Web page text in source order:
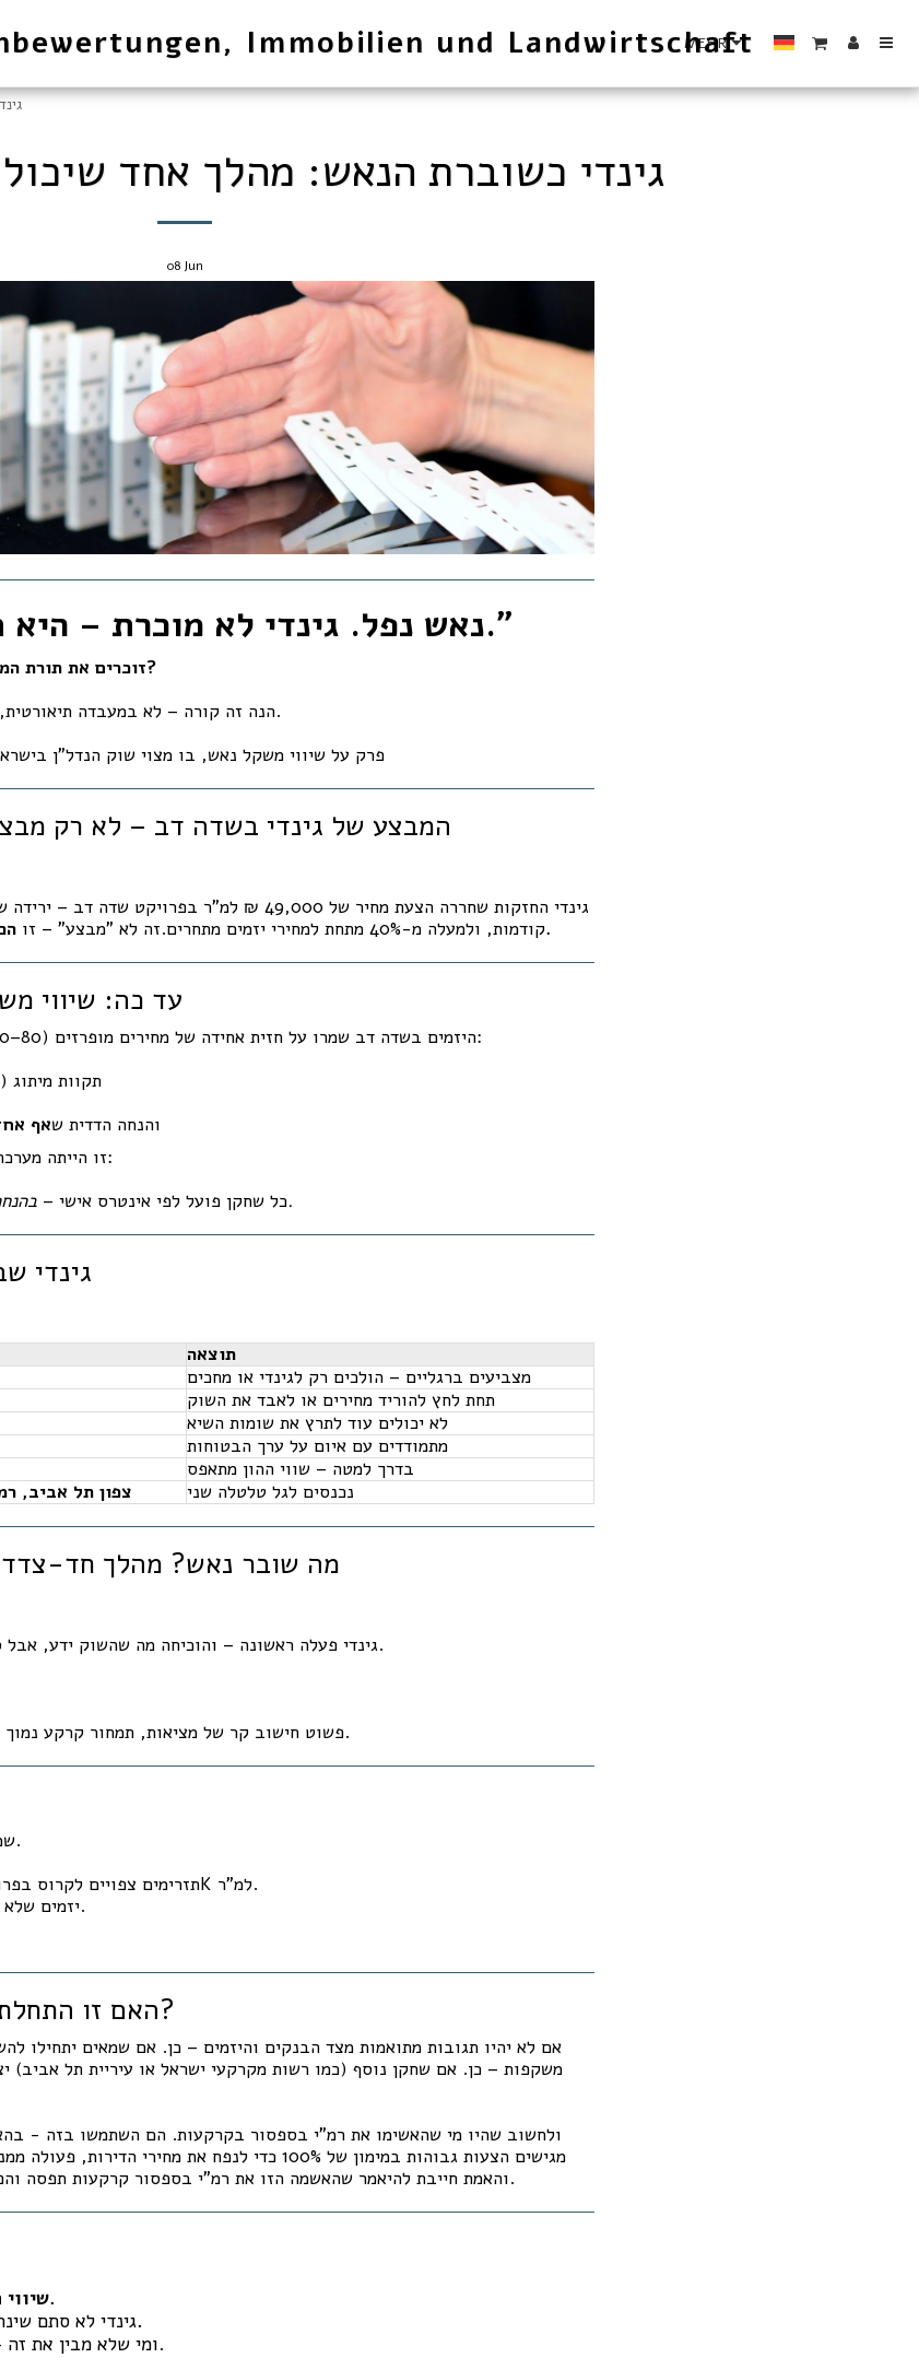
Immobilien und Landwirtschaft
MEHR
גינדי כשוברת הנאש: מהלך אחד
08 Jun
"נאש נפל. גינדי לא מוכרת – היא חורצת גורל."
זוכרים את תורת המשחקים? את שיווי משקל נאש?
הנה זה קורה – לא במעבדה תיאורטית, אלא בלב שוק הנדל"ן הישראלי.
פרק על שיווי משקל נאש, בו מצוי שוק הנדל"ן
💥 המבצע של גינדי בשדה דב – לא רק
קודמות, ולמעלה מ-40% מתחת למחירי יזמים מתחרים.זה לא "מבצע" – זוהכרזה פומבית: המלך הוא עירום.
🎯 עד כה: שיווי
היזמים בשדה דב שמרו על חזית אחידה של מחירים מופרזים (80–90 אלף ש"ח למ"ר), בהתבסס על:
תקוות מיתוג
והנחה הדדית שאף
זו הייתה:
כל שחקן פועל לפי אינטרס אישי –בהנחה שאחרים לא משנים אסטרטגיה.
🧨
תוצאה
מצביעים ברגליים – הולכים רק לגינדי או מחכים
תחת לחץ להוריד מחירים או לאבד את השוק
לא יכולים עוד לתרץ את שומות השיא
מתמודדים עם איום על ערך הבטוחות
בדרך למטה – שווי ההון מתאפס
צפון תל אביב,
נכנסים לגל טלטלה שני
📉 מה שובר נאש? מהלך חד-
גינדי פעלה ראשונה – והוכיחה מה שהשוק ידע, אבל סירב לומר בקול.לא מתוך מחאה.
פשוט חישוב קר של מציאות, תמחור קרקע נמוך יותר, והבנה שהבועה לא תחזיק.
שמאות עדכנית תתיישר מטה.
תזרימים צפויים לקרוס בפרויקטים שמבוססים על 80K למ"ר.
יזמים שלא יזוזו – יישארו עם מלאים.
🧯 האם זו התחלת סופה של הבועה?
אם לא יהיו תגובות מתואמות מצד הבנקים והיזמים – כן. אם שמאים יתחילו
משקפות – כן. אם שחקן נוסף (כמו רשות מקרקעי ישראל או עיריית תל אביב)
ולחשוב שהיו מי שהאשימו את רמ"י בספסור בקרקעות. הם השתמשו בזה -
מגישים הצעות גבוהות במימון של 100% כדי לנפח את
והאמת חייבת להיאמר שהאשמה הזו את רמ"י בספסור קרקעות תפסה והפכה לנרטיב והציבור מאמין בזה.
שיווי המשקל של שדה דב – נשבר.
גינדי לא סתםשינתה משחק.
ומי שלא מבין את זה – פשוט לא מבין איפה הוא חי.